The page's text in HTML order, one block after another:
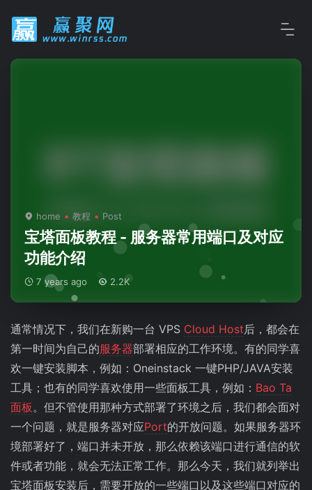
home 教程 Post
宝塔面板教程 - 服务器常用端口及对应
功能介绍
7 years ago 2.2K
通常情况下，我们在新购一台 VPS Cloud Host后，都会在
第一时间为自己的服务器部署相应的工作环境。有的同学喜
欢一键安装脚本，例如：Oneinstack 一键PHP/JAVA安装
工具；也有的同学喜欢使用一些面板工具，例如： Bao Ta
面板。但不管使用那种方式部署了环境之后，我们都会面对
一个问题，就是服务器对应Port的开放问题。如果服务器环
境部署好了，端口并未开放，那么依赖该端口进行通信的软
件或者功能，就会无法正常工作。那么今天，我们就列举出
宝塔面板安装后，需要开放的一些端口以及这些端口对应的